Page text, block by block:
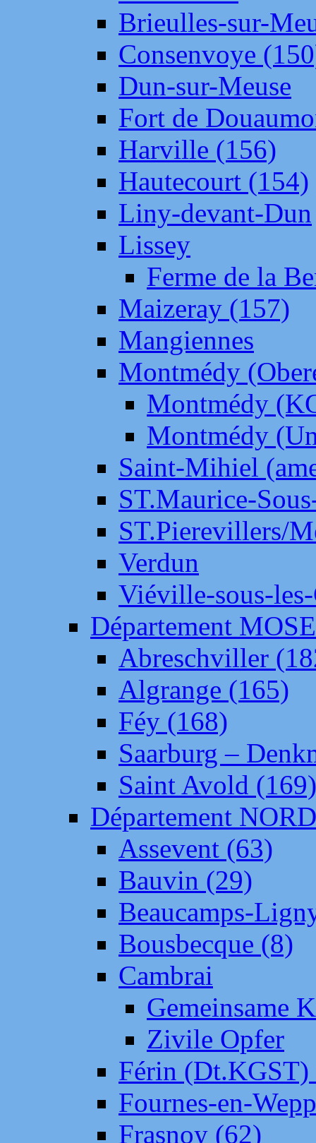
Brieulles-sur-
Consenvoye
Dun-sur-Meuse
Fort de
Harville (156)
Hautecourt (154)
Liny-devant-Dun
Lissey
Ferme de la
Maizeray (157)
Mangiennes
Montmédy
Montmédy
Montmédy
Saint-Mihiel
ST.Maurice-
ST.Pierevillers/
Verdun
Viéville-sous-
Département
Abreschviller
Algrange (165)
Féy (168)
Saarburg –
Saint Avold (169)
Département NORD
Assevent (63)
Bauvin (29)
Beaucamps-
Bousbecque (8)
Cambrai
Gemeinsame
Zivile Opfer
Férin (Dt.KGST)
Fournes-en-
Frasnoy (62)